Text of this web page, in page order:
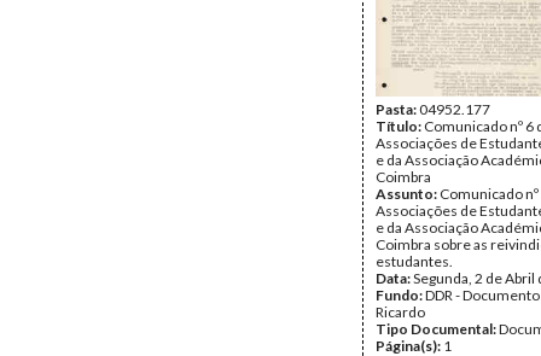
Pasta:04952.177
Título: Comunicado nº 6
Associações de
e da Associação
Coimbra
Assunto: Comunicado nº
Associações de
e da Associação
Coimbra sobre as
estudantes.
Data:Segunda, 2 de Abril
Fundo:DDR -
Ricardo
Tipo Documental:
Página(s): 1